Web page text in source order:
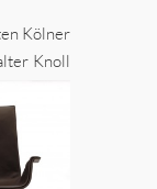
Kölner
Knoll